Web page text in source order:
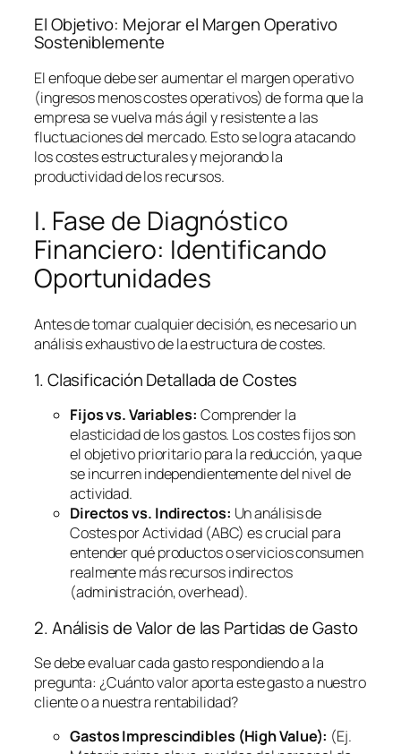
El Objetivo: Mejorar el Margen Operativo
Sosteniblemente
El enfoque debe ser aumentar el margen operativo
(ingresos menos costes operativos) de forma que la
empresa se vuelva más ágil y resistente a las
fluctuaciones del mercado. Esto se logra atacando
los costes estructurales y mejorando la
productividad de los recursos.
I. Fase de Diagnóstico
Financiero: Identificando
Oportunidades
Antes de tomar cualquier decisión, es necesario un
análisis exhaustivo de la estructura de costes.
1. Clasificación Detallada de Costes
Fijos vs. Variables: Comprender la
elasticidad de los gastos. Los costes fijos son
el objetivo prioritario para la reducción, ya que
se incurren independientemente del nivel de
actividad.
Directos vs. Indirectos: Un análisis de
Costes por Actividad (ABC) es crucial para
entender qué productos o servicios consumen
realmente más recursos indirectos
(administración,overhead).
2. Análisis de Valor de las Partidas de Gasto
Se debe evaluar cada gasto respondiendo a la
pregunta: ¿Cuánto valor aporta este gasto a nuestro
cliente o a nuestra rentabilidad?
Gastos Imprescindibles (High Value): (Ej.